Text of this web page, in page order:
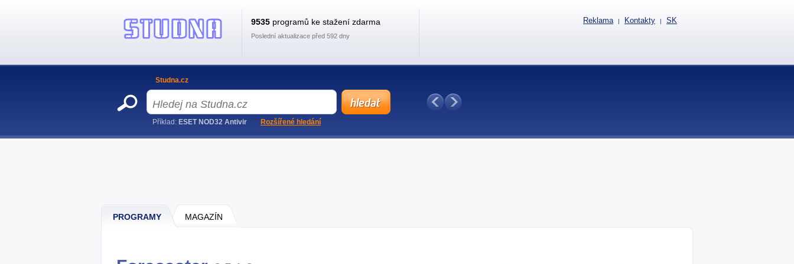
PROGRAMY MAGAZÍN
9535 programů ke stažení zdarma
Poslední aktualizace před 592 dny
Reklama | Kontakty | SK
Studna.cz
Příklad: ESET NOD32 Antivir Rozšířené hledání